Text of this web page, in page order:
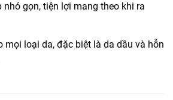
nhỏ gọn, tiện lợi mang theo khi ra
mọi loại da, đặc biệt là da dầu và hỗn